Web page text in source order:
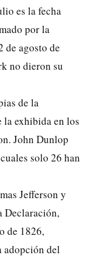
es la fecha
por la
de agosto de
no dieron su
de la
la exhibida en los
John Dunlop
solo 26 han
Jefferson y
Declaración,
de 1826,
adopción del